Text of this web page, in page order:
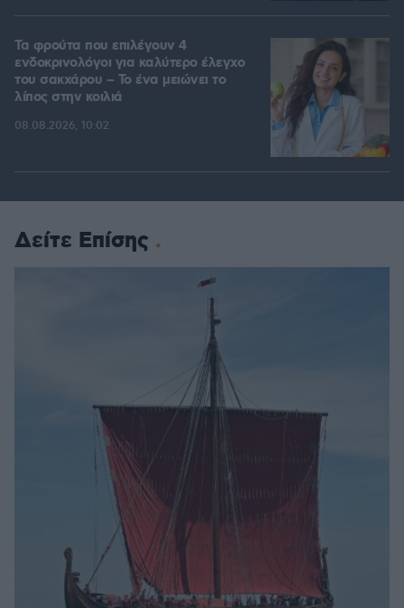
Τα φρούτα που επιλέγουν 4
ενδοκρινολόγοι για καλύτερο έλεγχο
του σακχάρου – Το ένα μειώνει το
λίπος στην κοιλιά
08.08.2026, 10:02
Δείτε Επίσης